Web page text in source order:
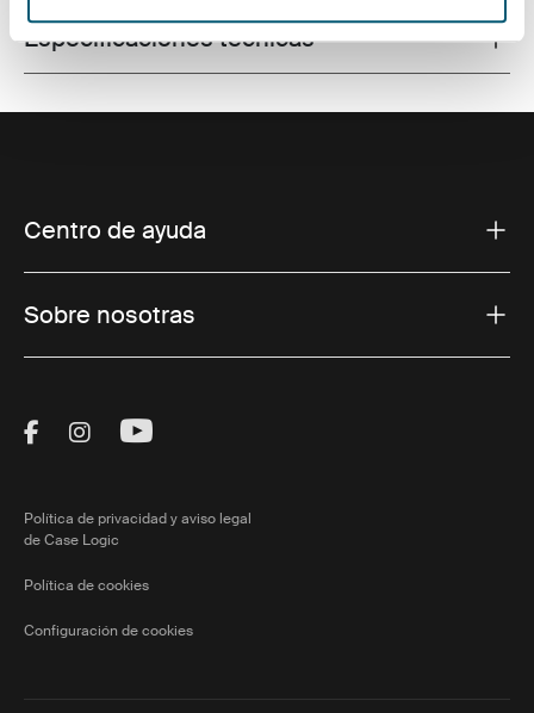
Especificaciones técnicas
Centro de ayuda
Sobre nosotras
Visit Thule on Facebook (external link)
Visit Thule on Instagram (external link)
Visit Thule on Youtube (external
Política de privacidad y aviso legal
de Case Logic
Política de cookies
Configuración de cookies